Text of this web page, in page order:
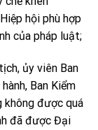
hội phù hợp
của pháp luật;
ủy viên Ban
Ban Kiểm
không được quá
đã được Đại